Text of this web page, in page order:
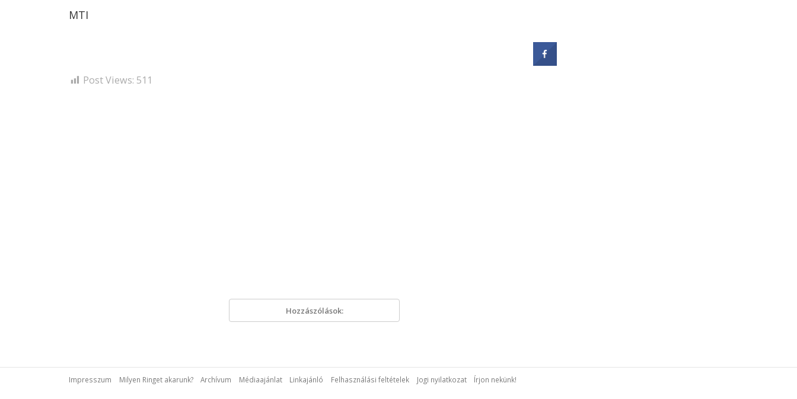
MTI
Post Views: 511
Hozzászólások:
Impresszum Milyen Ringet akarunk? Archívum Médiaajánlat Linkajánló Felhasználási feltételek Jogi nyilatkozat Írjon nekünk!